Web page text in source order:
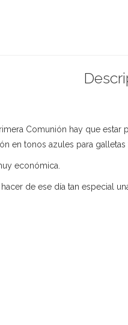
Comunión hay que
en tonos azules para galletas
económica.
de ese día tan especial